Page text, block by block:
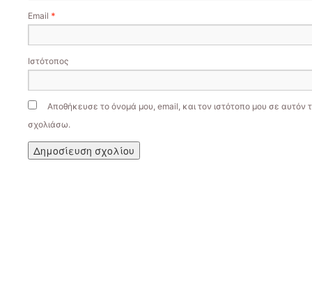
Email *
Ιστότοπος
Αποθήκευσε το όνομά μου, email, και τον ιστότοπο μου σε αυτόν
σχολιάσω.